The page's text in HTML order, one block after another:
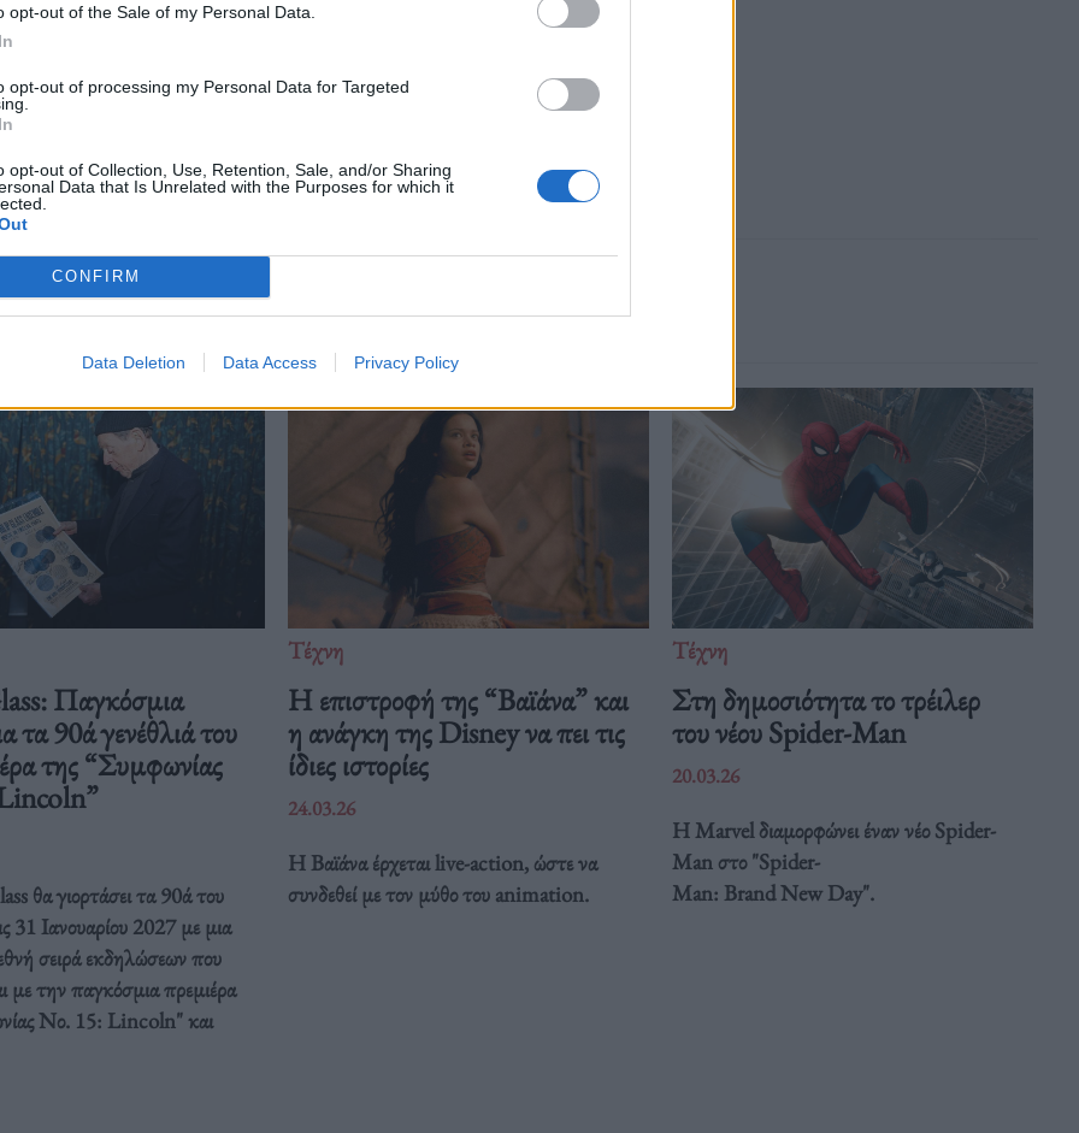
opt-out of the Sale of my Personal Data.
opt-out of processing my Personal Data for Targeted
opt-out of Collection, Use, Retention, Sale, and/or Sharing
Data that Is Unrelated with the Purposes for which it
CONFIRM
Data Deletion Data Access Privacy Policy
Προβολές Φεστιβάλ Θεσαλονίκης
Δείτε επίσης
Παγκόσμια
τα 90ά γενέθλιά του
της “Συμφωνίας
θα γιορτάσει τα 90ά του
31 Ιανουαρίου 2027 με μια
σειρά εκδηλώσεων που
με την παγκόσμια πρεμιέρα
Νο. 15: Lincoln" και
Τέχνη
Η επιστροφή της “Βαϊάνα” και
η ανάγκη της Disney να πει τις
ίδιες ιστορίες
24.03.26
Η Βαϊάνα έρχεται live-action, ώστε να
συνδεθεί με τον μύθο του animation.
Τέχνη
Στη δημοσιότητα το τρέιλερ
του νέου Spider-Man
20.03.26
Η Marvel διαμορφώνει έναν νέο Spider-
Man στο "Spider-
Man: Brand New Day".